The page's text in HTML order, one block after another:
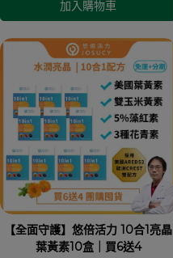
加入購物車
【全面守護】悠倍活力 10合1亮晶
葉黃素10盒｜買6送4